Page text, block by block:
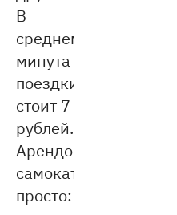
В
среднем
минута
поездки
стоит 7
рублей.
Арендовать
самокат
просто: